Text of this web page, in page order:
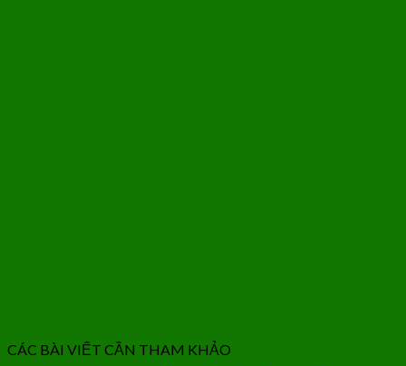
CÁC BÀI VIẾT CẦN THAM KHẢO